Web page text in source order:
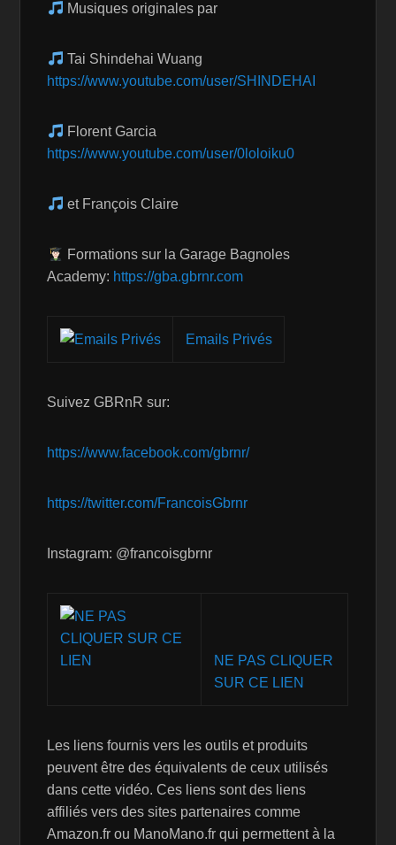
Musiques originales par
Tai Shindehai Wuang
https://www.youtube.com/user/SHINDEHAI
Florent Garcia
https://www.youtube.com/user/0loloiku0
et François Claire
Formations sur la Garage Bagnoles
Academy: https://gba.gbrnr.com
Emails Privés
Suivez GBRnR sur:
https://www.facebook.com/gbrnr/
https://twitter.com/FrancoisGbrnr
Instagram: @francoisgbrnr
NE PAS CLIQUER
SUR CE LIEN
Les liens fournis vers les outils et produits
peuvent être des équivalents de ceux utilisés
dans cette vidéo. Ces liens sont des liens
affiliés vers des sites partenaires comme
Amazon.fr ou ManoMano.fr qui permettent à la